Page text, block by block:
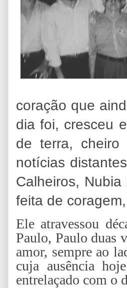
coração que
dia foi, cresceu
de terra,
notícias
Calheiros,
feita de
Ele atravessou
Paulo, Paulo duas
amor, sempre ao
cuja ausência
entrelaçado com o